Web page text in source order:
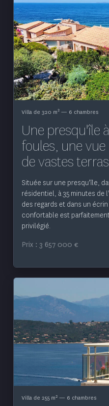
Voir
Villa de 320 m2— 6 chambres
Une presqu'île
foules, une
de vastes
Située sur une presqu'île,
résidentiel, à 35 minutes
des regards et dans un
confortable est
privilégié.
Prix : 3 657 000 €
Voir
Villa de 255 m2— 6 chambres